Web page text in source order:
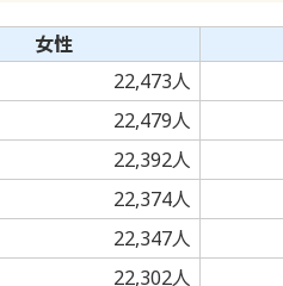
女性
22,473人
22,479人
22,392人
22,374人
22,347人
22,302人